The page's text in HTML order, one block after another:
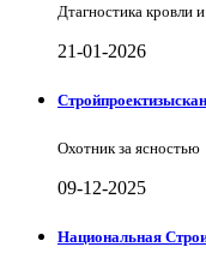
Дтагностика кровли
21-01-2026
Охотник за ясностью
09-12-2025
Национальная